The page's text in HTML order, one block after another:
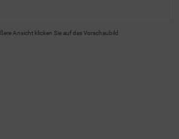
Ansicht klicken Sie auf das Vorschaubild